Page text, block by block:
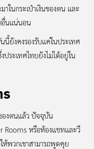
าในกระเป๋าเงินของตน และ
อื่นแน่นอน
นี้ยังคงรองรับแค่ในประเทศ
ประเทศไทยยังไม่ได้อยู่ใน
องตนแล้ว ปัจจุบัน
Rooms หรือห้องแชทและวี
ห้พวกเขาสามารถพูดคุย